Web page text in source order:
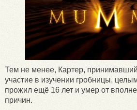
Тем не менее, Картер,
участие в изучении гробницы,
прожил ещё 16 лет и умер от
причин.